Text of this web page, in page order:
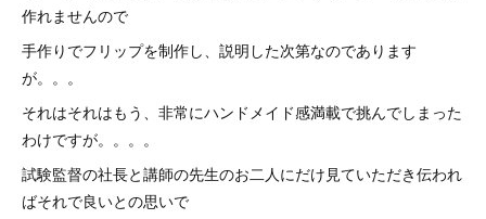
作れませんので
手作りでフリップを制作し、説明した次第なのであります
が。。。
それはそれはもう、非常にハンドメイド感満載で挑んでしまった
わけですが。。。。
試験監督の社長と講師の先生のお二人にだけ見ていただき伝われ
ばそれで良いとの思いで